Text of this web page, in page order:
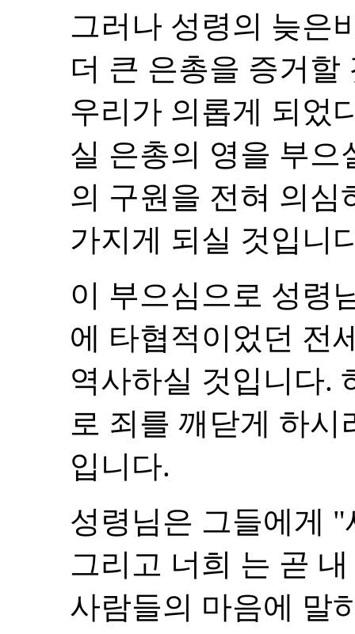
그러나 성령의 늦은
더 큰 은총을 증거
우리가 의롭게 되었
실 은총의 영을 부으
의 구원을 전혀 의심
가지게 되실 것입니
이 부으심으로 성령
에 타협적이었던 전
역사하실 것입니다.
로 죄를 깨닫게 하
입니다.
성령님은 그들에게
그리고 너희 는 곧
사람들의 마음에 말